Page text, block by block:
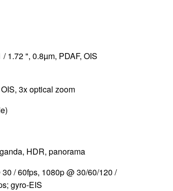
1.72 ", 0.8µm, PDAF, OIS
3x optical zoom
HDR, panorama
/ 60fps, 1080p @ 30/60/120 /
gyro-EIS